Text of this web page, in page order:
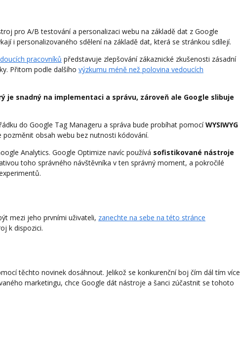
pro A/B testování a personalizaci webu na základě dat z Google
i personalizovaného sdělení na základě dat, která se stránkou sdílejí.
pracovníků představuje zlepšování zákaznické zkušenosti zásadní
Přitom podle dalšího výzkumu méně než polovina vedoucích
je snadný na implementaci a správu, zároveň ale Google slibuje
do Google Tag Manageru a správa bude probíhat pomocíWYSIWYG
obsah webu bez nutnosti kódování.
Analytics. Google Optimize navíc používá sofistikované nástroje
toho správného návštěvníka v ten správný moment, a pokročilé
mezi jeho prvními uživateli, zanechte na sebe na této stránce
k dispozici.
těchto novinek dosáhnout. Jelikož se konkurenční boj čím dál tím více
marketingu, chce Google dát nástroje a šanci zúčastnit se tohoto